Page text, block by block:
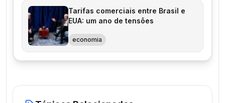
Tarifas comerciais entre Brasil e
EUA: um ano de tensões
economia